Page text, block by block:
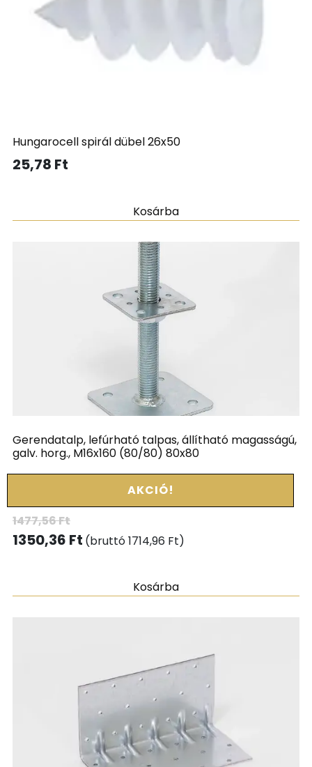
Hungarocell spirál dübel 26x50
25,78 Ft
Kosárba
Gerendatalp, lefúrható talpas, állítható magasságú,
galv. horg., M16x160 (80/80) 80x80
AKCIÓ!
1477,56Ft
1350,36 Ft (bruttó1714,96 Ft)
Kosárba